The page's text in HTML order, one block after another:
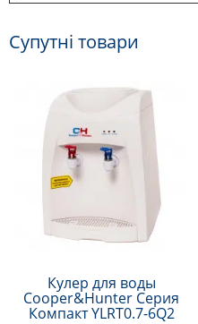
Супутні товари
Кулер для воды
Cooper&Hunter Серия
Компакт YLRT0.7-6Q2